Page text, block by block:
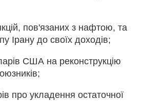
пов'язаних з нафтою, та
Ірану до своїх доходів;
США на реконструкцію
про укладення остаточної